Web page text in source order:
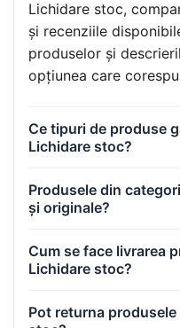
Lichidare stoc,
și recenziile
produselor și
opțiunea care
Ce tipuri de produse
Lichidare stoc?
Produsele din
și originale?
Cum se face livrarea
Lichidare stoc?
Pot returna